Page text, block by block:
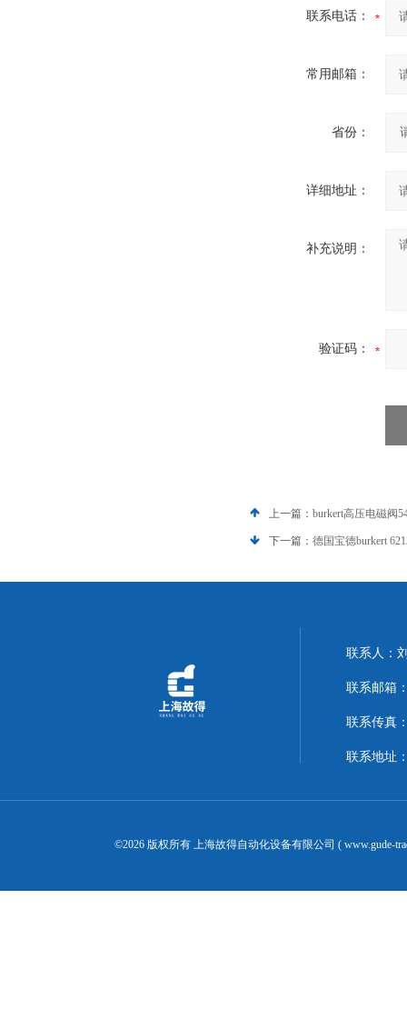
联系电话：
常用邮箱：
省份：
详细地址：
补充说明：
验证码：
上一篇： burkert高压电磁阀
下一篇： 德国宝德burkert
联系人：
联系邮箱
联系传真
联系地址
©2026 版权所有 上海故得自动化设备有限公司 ( www.gude-